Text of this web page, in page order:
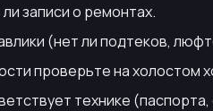
записи о ремонтах.
(нет ли подтеков,
проверьте на холостом
технике